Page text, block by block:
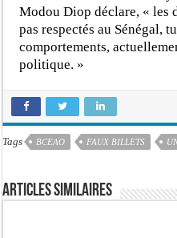
Modou Diop déclare, « les
pas respectés au Sénégal,
comportements,
politique. »
Tags BCEAO FAUX BILLETS
Articles similaires